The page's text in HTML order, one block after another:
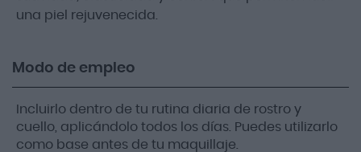
una piel rejuvenecida.
Modo de empleo
Incluirlo dentro de tu rutina diaria de rostro y
cuello, aplicándolo todos los días. Puedes utilizarlo
como base antes de tu maquillaje.